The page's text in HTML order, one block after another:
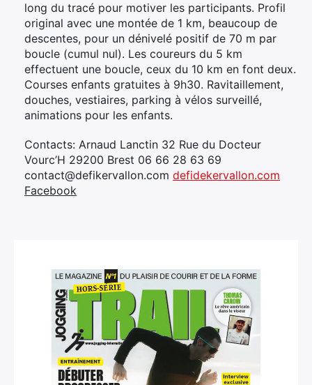
long du tracé pour motiver les participants. Profil
original avec une montée de 1 km, beaucoup de
descentes, pour un dénivelé positif de 70 m par
boucle (cumul nul). Les coureurs du 5 km
effectuent une boucle, ceux du 10 km en font deux.
Courses enfants gratuites à 9h30. Ravitaillement,
douches, vestiaires, parking à vélos surveillé,
animations pour les enfants.
Contacts: Arnaud Lanctin 32 Rue du Docteur
Vourc’H 29200 Brest 06 66 28 63 69
contact@defikervallon.com defidekervallon.com
Facebook